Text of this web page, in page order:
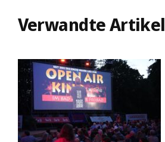
Verwandte Artikel